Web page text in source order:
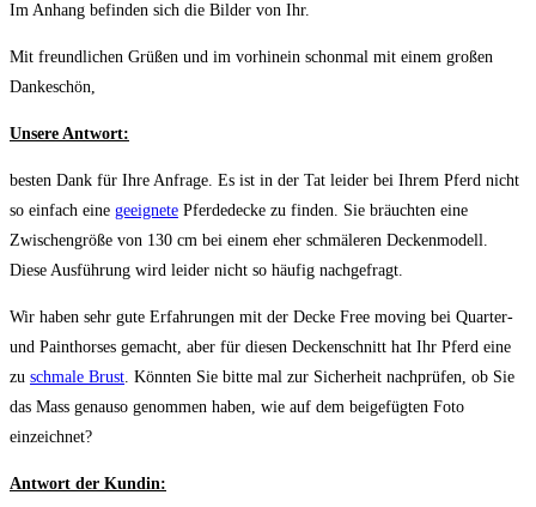
Im Anhang befinden sich die Bilder von Ihr.
Mit freundlichen Grüßen und im vorhinein schonmal mit einem großen
Dankeschön,
Unsere Antwort:
besten Dank für Ihre Anfrage. Es ist in der Tat leider bei Ihrem Pferd nicht
so einfach eine geeignete Pferdedecke zu finden. Sie bräuchten eine
Zwischengröße von 130 cm bei einem eher schmäleren Deckenmodell.
Diese Ausführung wird leider nicht so häufig nachgefragt.
Wir haben sehr gute Erfahrungen mit der Decke Free moving bei Quarter-
und Painthorses gemacht, aber für diesen Deckenschnitt hat Ihr Pferd eine
zu schmale Brust. Könnten Sie bitte mal zur Sicherheit nachprüfen, ob Sie
das Mass genauso genommen haben, wie auf dem beigefügten Foto
einzeichnet?
Antwort der Kundin: